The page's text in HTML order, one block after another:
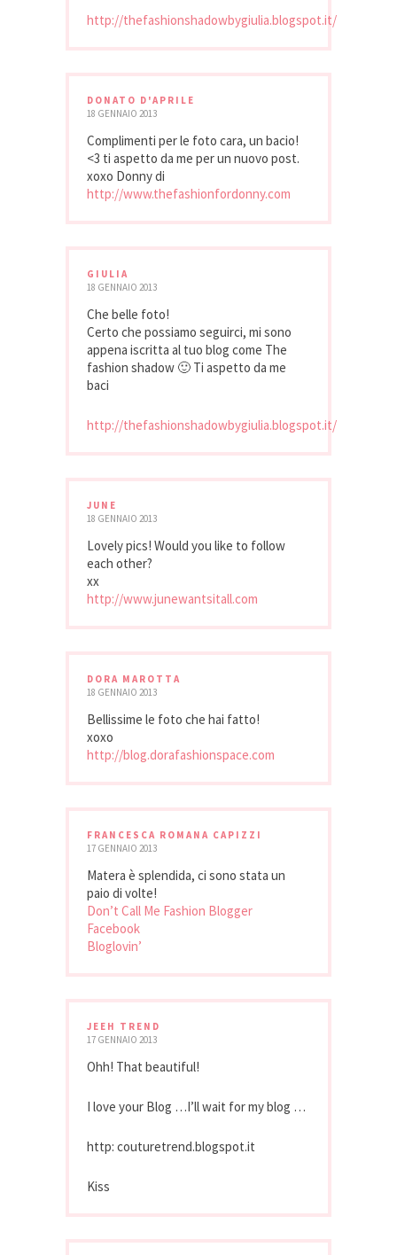
http://thefashionshadowbygiulia.blogspot.it/
DONATO D'APRILE
18 GENNAIO 2013
Complimenti per le foto cara, un bacio!
<3 ti aspetto da me per un nuovo post.
xoxo Donny di
http://www.thefashionfordonny.com
GIULIA
18 GENNAIO 2013
Che belle foto!
Certo che possiamo seguirci, mi sono
appena iscritta al tuo blog come The
fashion shadow 🙂 Ti aspetto da me
baci
http://thefashionshadowbygiulia.blogspot.it/
JUNE
18 GENNAIO 2013
Lovely pics! Would you like to follow
each other?
xx
http://www.junewantsitall.com
DORA MAROTTA
18 GENNAIO 2013
Bellissime le foto che hai fatto!
xoxo
http://blog.dorafashionspace.com
FRANCESCA ROMANA CAPIZZI
17 GENNAIO 2013
Matera è splendida, ci sono stata un
paio di volte!
Don’t Call Me Fashion Blogger
Facebook
Bloglovin’
JEEH TREND
17 GENNAIO 2013
Ohh! That beautiful!
I love your Blog …I’ll wait for my blog …
http: couturetrend.blogspot.it
Kiss